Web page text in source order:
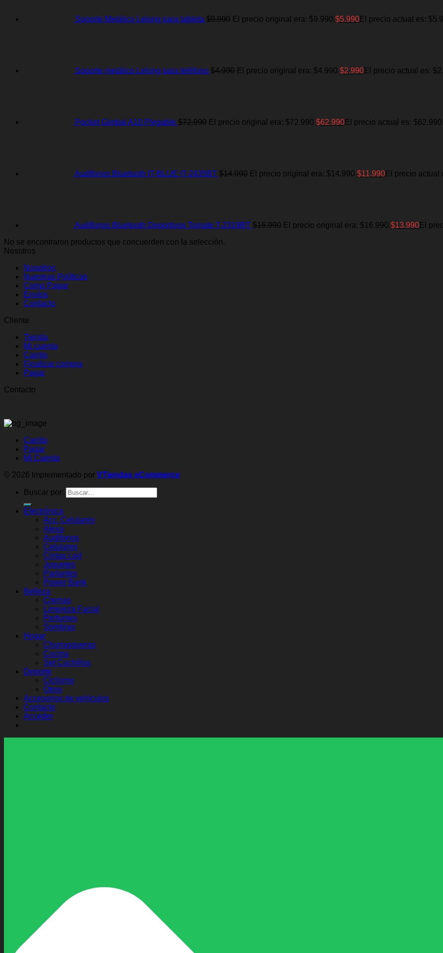
Soporte Metálico Lelong para tableta $9.990 El precio original era: $9.990.$5.990El precio actual es:
Soporte metálico Lelong para teléfono $4.990 El precio original era: $4.990.$2.990El precio actual es:
Pocket Gimbal A10 Plegable $72.990 El precio original era: $72.990.$62.990El precio actual es:
Audífonos Bluetooth IT-BLUE IT-2435BT $14.990 El precio original era: $14.990.$11.990El precio actual
Audífonos Bluetooth Deportivos Tomate T-2319BT $16.990 El precio original era: $16.990.$13.990El
No se encontraron productos que concuerden con la selección.
Nosotros
Nosotros
Nuestras Políticas
Como Pagar
Envíos
Contacto
Cliente
Tienda
Mi cuenta
Carrito
Finalizar compra
Pagar
Contacto
Carrito
Pagar
Mi Cuenta
© 2026 Implementado por VTiendas eCommerce
Buscar por:
Electrónica
Acc. Celulares
Alexa
Audífonos
Celulares
Cintas Led
Juguetes
Parlantes
Power Bank
Belleza
Cremas
Limpieza Facial
Perfumes
Sombras
Hogar
Churrasqueras
Cocina
Set Cuchillos
Deporte
Ciclismo
Otros
Accesorios de vehículos
Contacto
Acceder